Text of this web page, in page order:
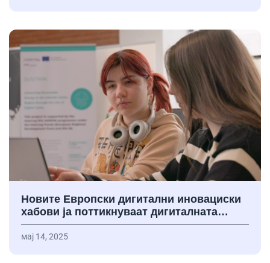
Новите Европски дигитални иновациски
хабови ја поттикнуваат дигиталната…
мај 14, 2025